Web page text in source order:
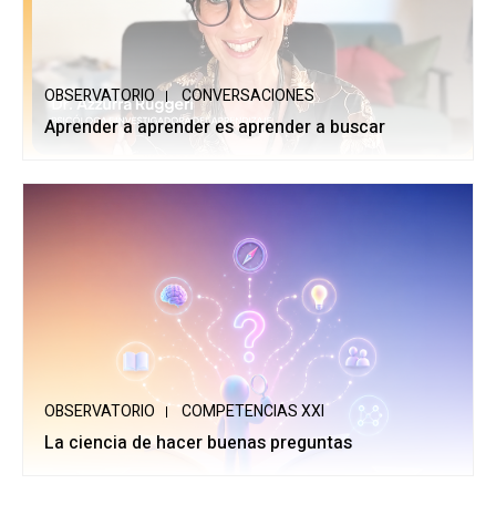
OBSERVATORIO CONVERSACIONES
Aprender a aprender es aprender a buscar
OBSERVATORIO COMPETENCIAS XXI
La ciencia de hacer buenas preguntas